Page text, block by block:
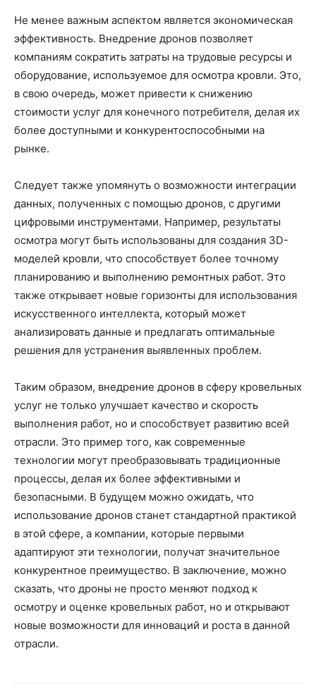
Не менее важным аспектом является экономическая
эффективность. Внедрение дронов позволяет
компаниям сократить затраты на трудовые ресурсы и
оборудование, используемое для осмотра кровли. Это,
в свою очередь, может привести к снижению
стоимости услуг для конечного потребителя, делая их
более доступными и конкурентоспособными на
рынке.
Следует также упомянуть о возможности интеграции
данных, полученных с помощью дронов, с другими
цифровыми инструментами. Например, результаты
осмотра могут быть использованы для создания 3D-
моделей кровли, что способствует более точному
планированию и выполнению ремонтных работ. Это
также открывает новые горизонты для использования
искусственного интеллекта, который может
анализировать данные и предлагать оптимальные
решения для устранения выявленных проблем.
Таким образом, внедрение дронов в сферу кровельных
услуг не только улучшает качество и скорость
выполнения работ, но и способствует развитию всей
отрасли. Это пример того, как современные
технологии могут преобразовывать традиционные
процессы, делая их более эффективными и
безопасными. В будущем можно ожидать, что
использование дронов станет стандартной практикой
в этой сфере, а компании, которые первыми
адаптируют эти технологии, получат значительное
конкурентное преимущество. В заключение, можно
сказать, что дроны не просто меняют подход к
осмотру и оценке кровельных работ, но и открывают
новые возможности для инноваций и роста в данной
отрасли.